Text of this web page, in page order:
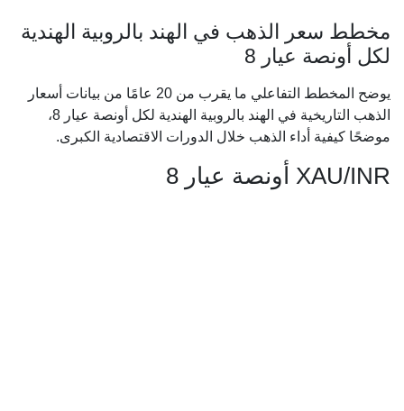
مخطط سعر الذهب في الهند بالروبية الهندية
لكل أونصة عيار 8
يوضح المخطط التفاعلي ما يقرب من 20 عامًا من بيانات أسعار
الذهب التاريخية في الهند بالروبية الهندية لكل أونصة عيار 8،
موضحًا كيفية أداء الذهب خلال الدورات الاقتصادية الكبرى.
XAU/INR أونصة عيار 8